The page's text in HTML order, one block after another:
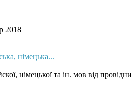
німецька...
німецької та ін. мов від